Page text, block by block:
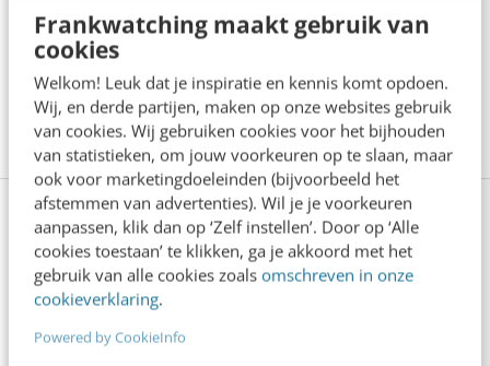
Frankwatching maakt gebruik van
cookies
Welkom! Leuk dat je inspiratie en kennis komt opdoen.
Wij, en derde partijen, maken op onze websites gebruik
van cookies. Wij gebruiken cookies voor het bijhouden
van statistieken, om jouw voorkeuren op te slaan, maar
ook voor marketingdoeleinden (bijvoorbeeld het
afstemmen van advertenties). Wil je je voorkeuren
aanpassen, klik dan op ‘Zelf instellen’. Door op ‘Alle
cookies toestaan’ te klikken, ga je akkoord met het
gebruik van alle cookies zoals omschreven in onze
cookieverklaring.
Powered by CookieInfo
maand extra contract.
Heel veel succes. En dat er heel veel liefde in
de wereld mag komen.
Een betere klantrelatie door
feedback